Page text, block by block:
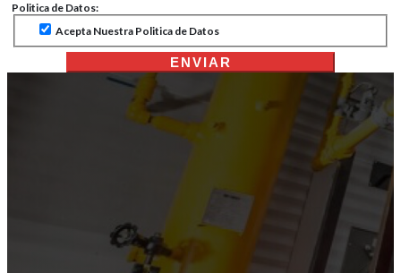
Politica de Datos:
Acepta Nuestra Politica de Datos
ENVIAR